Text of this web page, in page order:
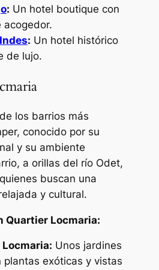
: Un hotel boutique con
acogedor.
: Un hotel histórico
de lujo.
los barrios más
conocido por su
y su ambiente
a orillas del río Odet,
buscan una
y cultural.
Quartier Locmaria:
Unos jardines
plantas exóticas y vistas